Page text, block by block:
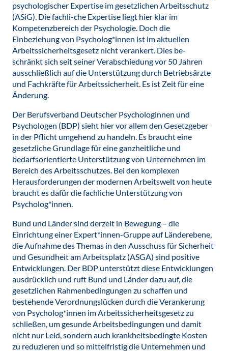
psychologischer Expertise im gesetzlichen Arbeitsschutz
(ASiG). Die fachli-che Expertise liegt hier klar im
Kompetenzbereich der Psychologie. Doch die
Einbeziehung von Psycholog*innen ist im aktuellen
Arbeitssicherheitsgesetz nicht verankert. Dies be-
schränkt sich seit seiner Verabschiedung vor 50 Jahren
ausschließlich auf die Unterstützung durch Betriebsärzte
und Fachkräfte für Arbeitssicherheit. Es ist Zeit für eine
Änderung.
Der Berufsverband Deutscher Psychologinnen und
Psychologen (BDP) sieht hier vor allem den Gesetzgeber
in der Pflicht umgehend zu handeln. Es braucht eine
gesetzliche Grundlage für eine ganzheitliche und
bedarfsorientierte Unterstützung von Unternehmen im
Bereich des Arbeitsschutzes. Bei den komplexen
Herausforderungen der modernen Arbeitswelt von heute
braucht es dafür die fachliche Unterstützung von
Psycholog*innen.
Bund und Länder sind derzeit in Bewegung – die
Einrichtung einer Expert*innen-Gruppe auf Länderebene,
die Aufnahme des Themas in den Ausschuss für Sicherheit
und Gesundheit am Arbeitsplatz (ASGA) sind positive
Entwicklungen. Der BDP unterstützt diese Entwicklungen
ausdrücklich und ruft Bund und Länder dazu auf, die
gesetzlichen Rahmenbedingungen zu schaffen und
bestehende Verordnungslücken durch die Verankerung
von Psycholog*innen im Arbeitssicherheitsgesetz zu
schließen, um gesunde Arbeitsbedingungen und damit
nicht nur Leid, sondern auch krankheitsbedingte Kosten
zu reduzieren und so mittelfristig die Unternehmen und